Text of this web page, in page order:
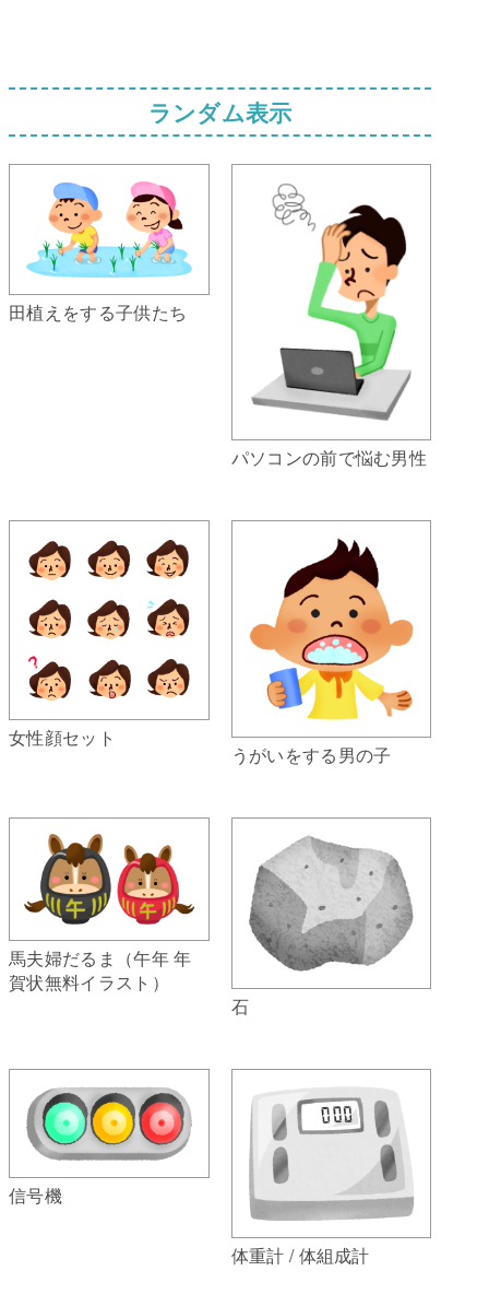
ランダム表示
田植えをする子供たち
パソコンの前で悩む男性
女性顔セット
うがいをする男の子
馬夫婦だるま（午年 年
賀状無料イラスト）
石
信号機
体重計 / 体組成計